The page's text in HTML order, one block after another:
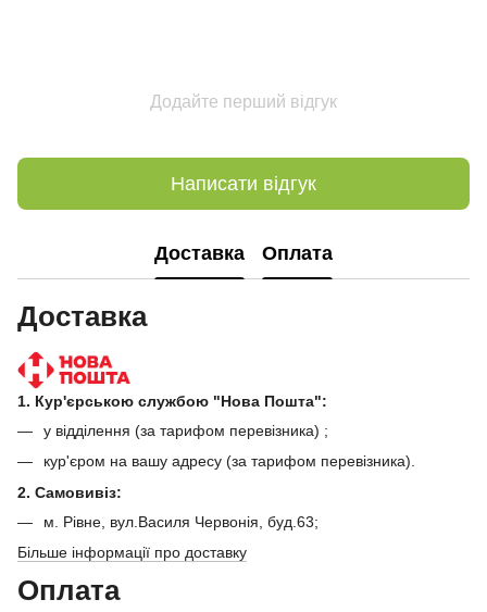
Додайте перший відгук
Написати відгук
Доставка Оплата
Доставка
1. Кур'єрською службою "Нова Пошта":
у відділення (за тарифом перевізника) ;
кур'єром на вашу адресу (за тарифом перевізника).
2. Самовивіз:
м. Рівне, вул.Василя Червонія, буд.63;
Більше інформації про доставку
Оплата